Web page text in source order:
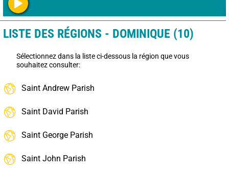
LISTE DES RÉGIONS - DOMINIQUE (10)
Sélectionnez dans la liste ci-dessous la région que vous
souhaitez consulter:
Saint Andrew Parish
Saint David Parish
Saint George Parish
Saint John Parish